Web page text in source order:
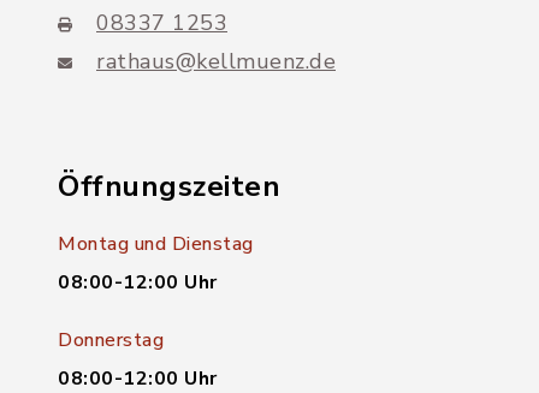
08337 1253
rathaus@kellmuenz.de
Öffnungszeiten
Montag und Dienstag
08:00-12:00 Uhr
Donnerstag
08:00-12:00 Uhr